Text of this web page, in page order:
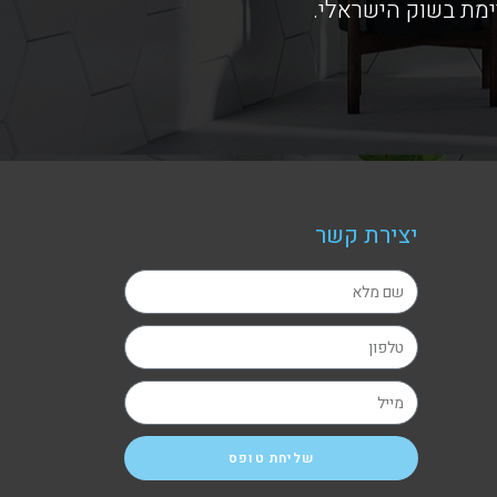
בשוק הישראלי.
יצירת קשר
שליחת טופס